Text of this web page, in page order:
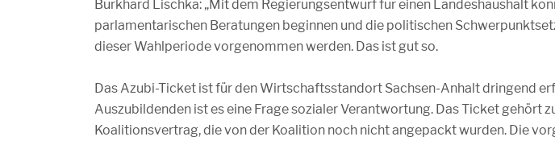
Burkhard Lischka: „Mit dem Regierungsentwurf für einen Landeshaushalt
parlamentarischen Beratungen beginnen und die politischen
dieser Wahlperiode vorgenommen werden. Das ist gut so.
Das Azubi-Ticket ist für den Wirtschaftsstandort Sachsen-Anhalt dringend
Auszubildenden ist es eine Frage sozialer Verantwortung. Das Ticket gehört
Koalitionsvertrag, die von der Koalition noch nicht angepackt wurden. Die